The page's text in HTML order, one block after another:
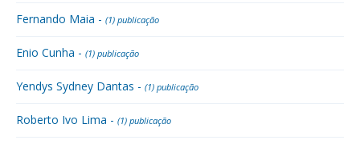
Fernando Maia - (1) publicação
Enio Cunha - (1) publicação
Yendys Sydney Dantas - (1) publicação
Roberto Ivo Lima - (1) publicação